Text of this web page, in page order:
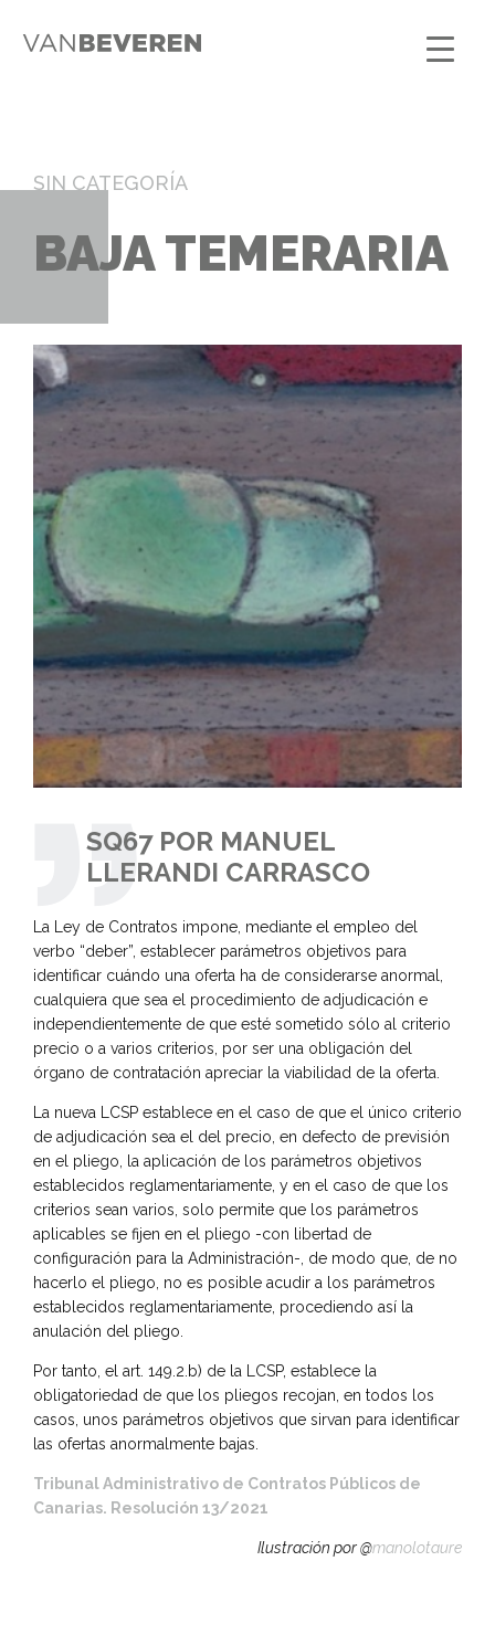
SIN CATEGORÍA
BAJA TEMERARIA
SQ67 POR MANUEL
LLERANDI CARRASCO
La Ley de Contratos impone, mediante el empleo del
verbo “deber”, establecer parámetros objetivos para
identificar cuándo una oferta ha de considerarse anormal,
cualquiera que sea el procedimiento de adjudicación e
independientemente de que esté sometido sólo al criterio
precio o a varios criterios, por ser una obligación del
órgano de contratación apreciar la viabilidad de la oferta.
La nueva LCSP establece en el caso de que el único criterio
de adjudicación sea el del precio, en defecto de previsión
en el pliego, la aplicación de los parámetros objetivos
establecidos reglamentariamente, y en el caso de que los
criterios sean varios, solo permite que los parámetros
aplicables se fijen en el pliego -con libertad de
configuración para la Administración-, de modo que, de no
hacerlo el pliego, no es posible acudir a los parámetros
establecidos reglamentariamente, procediendo así la
anulación del pliego.
Por tanto, el art. 149.2.b) de la LCSP, establece la
obligatoriedad de que los pliegos recojan, en todos los
casos, unos parámetros objetivos que sirvan para identificar
las ofertas anormalmente bajas.
Tribunal Administrativo de Contratos Públicos de
Canarias. Resolución 13/2021
Ilustración por @manolotaure